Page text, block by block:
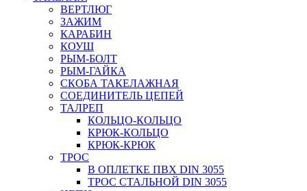
ВЕРТЛЮГ
ЗАЖИМ
КАРАБИН
КОУШ
РЫМ-БОЛТ
РЫМ-ГАЙКА
СКОБА ТАКЕЛАЖНАЯ
СОЕДИНИТЕЛЬ ЦЕПЕЙ
ТАЛРЕП
КОЛЬЦО-КОЛЬЦО
КРЮК-КОЛЬЦО
КРЮК-КРЮК
ТРОС
В ОПЛЕТКЕ ПВХ DIN 3055
ТРОС СТАЛЬНОЙ DIN 3055